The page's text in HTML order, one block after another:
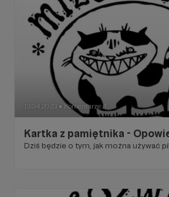
13.04.2023 ● Komentarze: 1
Kartka z pamiętnika -
Dziś będzie o tym, jak można używać